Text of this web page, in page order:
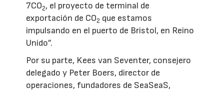
7CO2, el proyecto de terminal de
exportación de CO2 que estamos
impulsando en el puerto de Bristol, en Reino
Unido”.
Por su parte, Kees van Seventer, consejero
delegado y Peter Boers, director de
operaciones, fundadores de SeaSeaS,